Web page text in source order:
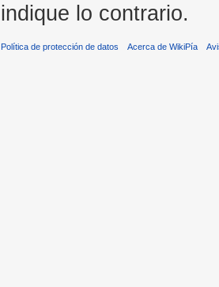
indique lo contrario.
Política de protección de datos Acerca de WikiPía